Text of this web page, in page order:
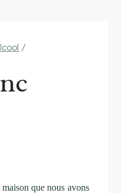
/
que nous avons